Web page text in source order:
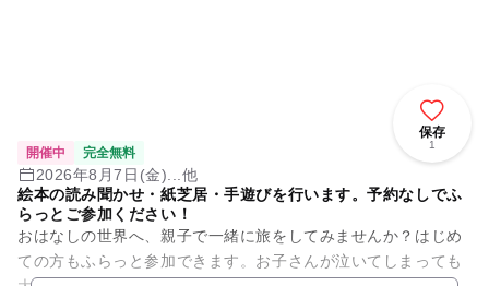
保存
1
開催中 完全無料
2026年8月7日(金)...他
絵本の読み聞かせ・紙芝居・手遊びを行います。予約なしでふ
らっとご参加ください！
おはなしの世界へ、親子で一緒に旅をしてみませんか？はじめ
ての方もふらっと参加できます。お子さんが泣いてしまっても